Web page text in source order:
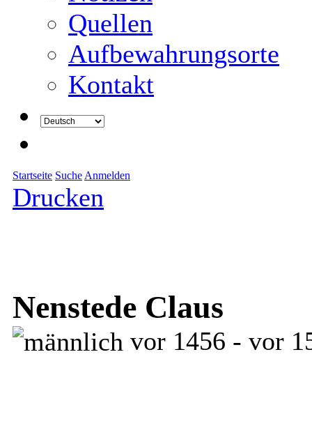
Quellen
Aufbewahrungsorte
Kontakt
Startseite Suche Anmelden
Drucken
Nenstede Claus
vor 1456 - vor